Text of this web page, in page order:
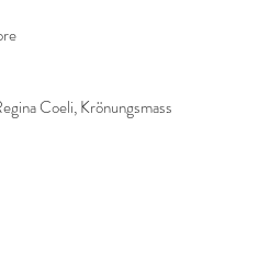
Coeli, Krönungsmass